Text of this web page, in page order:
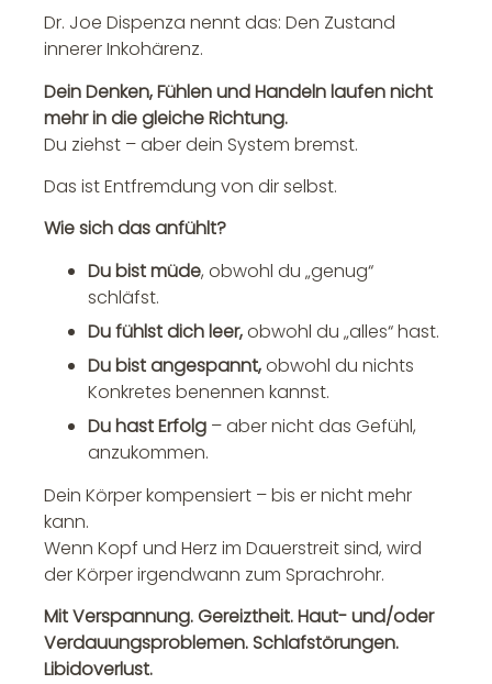
Dr. Joe Dispenza nennt das: Den Zustand
innerer Inkohärenz.
Dein Denken, Fühlen und Handeln laufen nicht
mehr in die gleiche Richtung.
Du ziehst – aber dein System bremst.
Das ist Entfremdung von dir selbst.
Wie sich das anfühlt?
Du bist müde, obwohl du „genug“
schläfst.
Du fühlst dich leer,obwohl du „alles“ hast.
Du bist angespannt,obwohl du nichts
Konkretes benennen kannst.
Du hast Erfolg – aber nicht das Gefühl,
anzukommen.
Dein Körper kompensiert – bis er nicht mehr
kann.
Wenn Kopf und Herz im Dauerstreit sind, wird
der Körper irgendwann zum Sprachrohr.
Mit Verspannung. Gereiztheit. Haut- und/oder
Verdauungsproblemen. Schlafstörungen.
Libidoverlust.